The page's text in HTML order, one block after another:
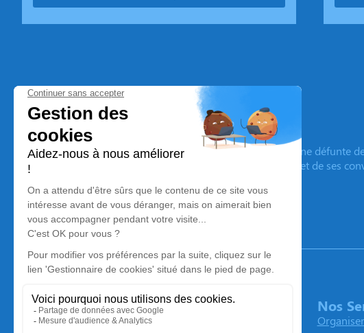
Pompes Funèbres Vanhove Perart
Nos équipes vous aident à honorer la mémoire de la personne défunte
son souvenir dans le respect de ses volontés, de ses valeurs et de ses
Notre agence
Pompes Funèbres Vanhove Perart
03 74 11 72 61
7, Rue de Dunkerque - 59143 - Watten
Nos